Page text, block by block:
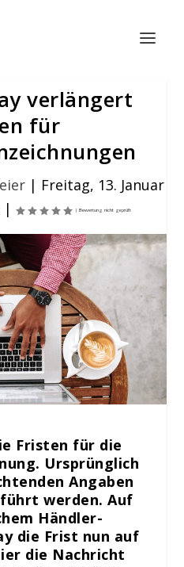
verlängert
für
| Freitag, 13. Januar
|
Fristen für die
Ursprünglich
Angaben
werden. Auf
Händler-
die Frist nun auf
die Nachricht